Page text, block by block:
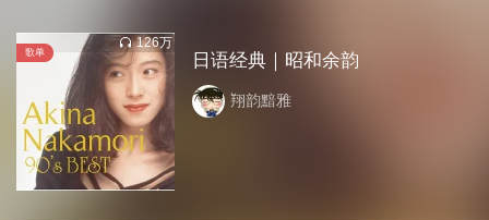
歌单
126万
日语经典｜昭和余韵
翔韵黯雅